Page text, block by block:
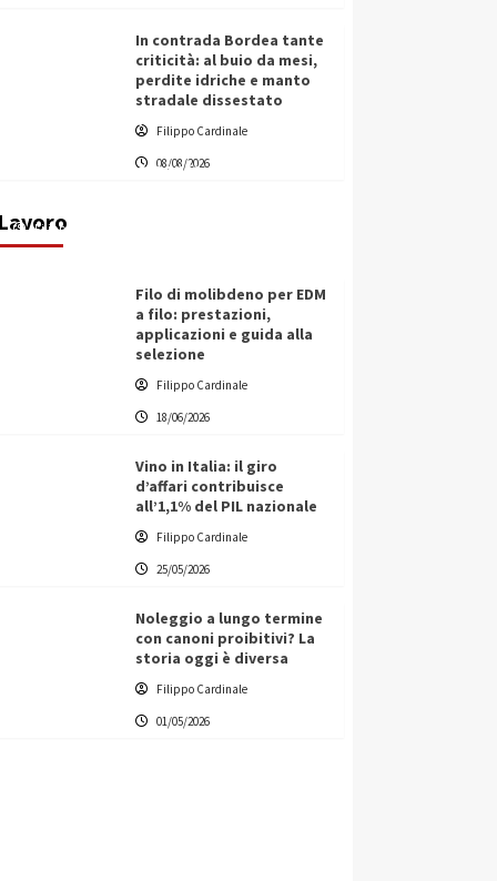
In contrada Bordea tante
criticità: al buio da mesi,
perdite idriche e manto
stradale dissestato
Filippo Cardinale
08/08/2026
Lavoro
L’ingegnere saccense Buscarnera
partner chiave di un progetto
transnazionale per la transizione
Filippo Cardinale
Filo di molibdeno per EDM
a filo: prestazioni,
applicazioni e guida alla
selezione
Filippo Cardinale
18/06/2026
Vino in Italia: il giro
d’affari contribuisce
all’1,1% del PIL nazionale
Filippo Cardinale
25/05/2026
Noleggio a lungo termine
con canoni proibitivi? La
storia oggi è diversa
Filippo Cardinale
01/05/2026